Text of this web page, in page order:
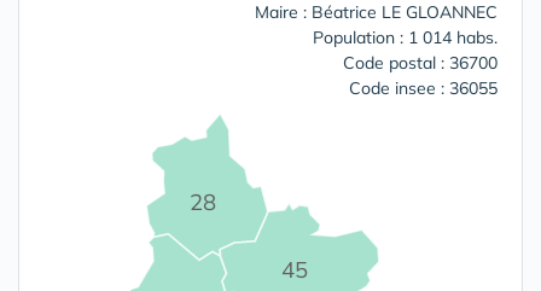
Maire : Béatrice LE GLOANNEC
Population : 1 014 habs.
Code postal : 36700
Code insee : 36055
28
45